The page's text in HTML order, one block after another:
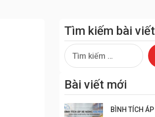
Tìm kiếm bài viết
Tìm
kiếm
Bài viết mới
BÌNH TÍCH